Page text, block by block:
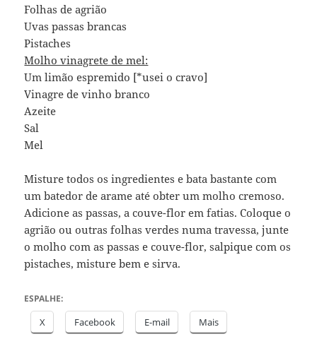
Folhas de agrião
Uvas passas brancas
Pistaches
Molho vinagrete de mel:
Um limão espremido [*usei o cravo]
Vinagre de vinho branco
Azeite
Sal
Mel
Misture todos os ingredientes e bata bastante com
um batedor de arame até obter um molho cremoso.
Adicione as passas, a couve-flor em fatias. Coloque o
agrião ou outras folhas verdes numa travessa, junte
o molho com as passas e couve-flor, salpique com os
pistaches, misture bem e sirva.
ESPALHE:
X Facebook E-mail Mais